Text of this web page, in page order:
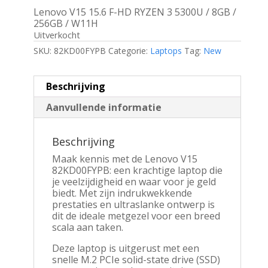
Lenovo V15 15.6 F-HD RYZEN 3 5300U / 8GB /
256GB / W11H
Uitverkocht
SKU: 82KD00FYPB Categorie: Laptops Tag: New
Beschrijving
Aanvullende informatie
Beschrijving
Maak kennis met de Lenovo V15
82KD00FYPB: een krachtige laptop die
je veelzijdigheid en waar voor je geld
biedt. Met zijn indrukwekkende
prestaties en ultraslanke ontwerp is
dit de ideale metgezel voor een breed
scala aan taken.
Deze laptop is uitgerust met een
snelle M.2 PCIe solid-state drive (SSD)